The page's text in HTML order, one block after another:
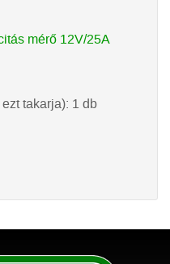
mérő 12V/25A
takarja): 1 db